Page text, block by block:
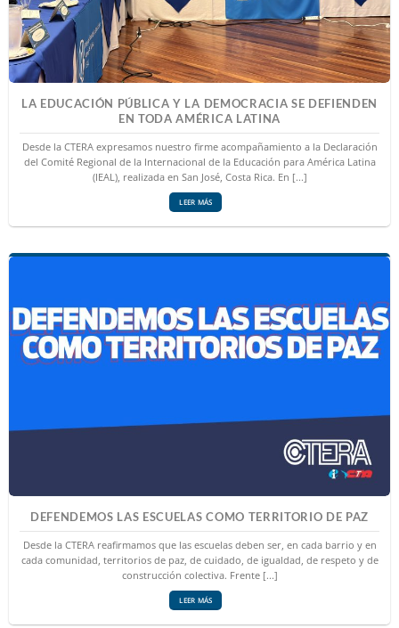
LA EDUCACIÓN PÚBLICA Y LA DEMOCRACIA SE DEFIENDEN
EN TODA AMÉRICA LATINA
Desde la CTERA expresamos nuestro firme acompañamiento a la Declaración
del Comité Regional de la Internacional de la Educación para América Latina
(IEAL), realizada en San José, Costa Rica. En [...]
LEER MÁS
DEFENDEMOS LAS ESCUELAS COMO TERRITORIO DE PAZ
Desde la CTERA reafirmamos que las escuelas deben ser, en cada barrio y en
cada comunidad, territorios de paz, de cuidado, de igualdad, de respeto y de
construcción colectiva. Frente [...]
LEER MÁS